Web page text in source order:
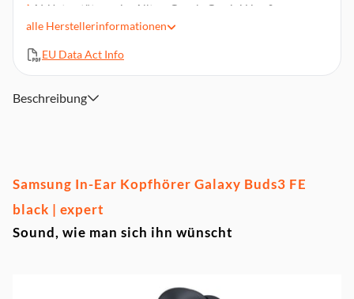
AI-Unterstützung im Alltag: Google Gemini Live &
Dolmetscher
Wiedergabe
Wasser- und staubgeschützt nach IP54
Gewicht Ohrhörer: 5 g
alle Herstellerinformationen
EU Data Act Info
Beschreibung
Samsung In-Ear Kopfhörer Galaxy Buds3 FE
black | expert
Sound, wie man sich ihn wünscht